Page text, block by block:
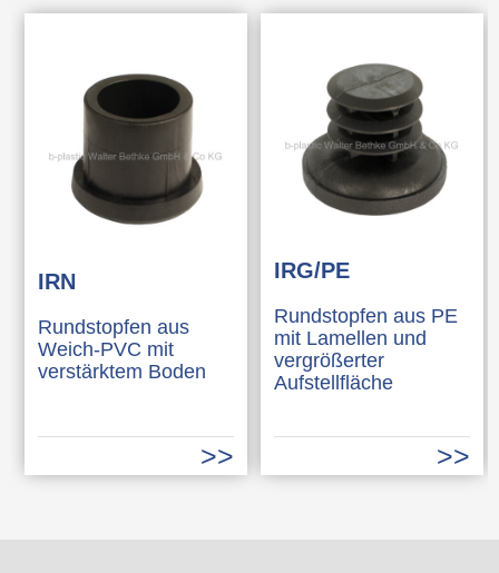
IRN
Rundstopfen aus
Weich-PVC mit
verstärktem Boden
IRG/PE
Rundstopfen aus PE
mit Lamellen und
vergrößerter
Aufstellfläche